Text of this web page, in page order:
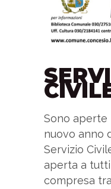
Sono aperte
nuovo anno
Servizio
aperta a
compresa